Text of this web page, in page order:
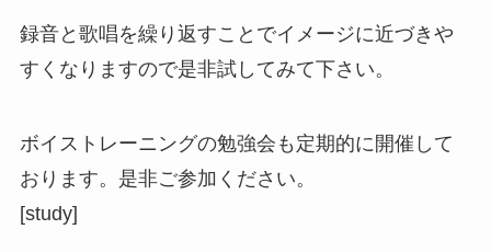
録音と歌唱を繰り返すことでイメージに近づきや
すくなりますので是非試してみて下さい。
ボイストレーニングの勉強会も定期的に開催して
おります。是非ご参加ください。
[study]